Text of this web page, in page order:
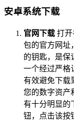
安卓系统下载
官网下载 打开
包的官方网址
的钥匙，是保
一个经过严格
有效避免下载
您的数字资产
有十分明显的
钮，点击该按